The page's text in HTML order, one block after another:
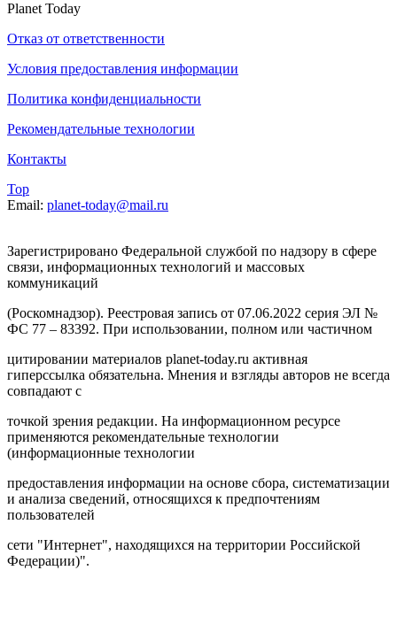
Planet Today
Отказ от ответственности
Условия предоставления информации
Политика конфиденциальности
Рекомендательные технологии
Контакты
Top
Email: planet-today@mail.ru
Зарегистрировано Федеральной службой по надзору в сфере
связи, информационных технологий и массовых
коммуникаций
(Роскомнадзор). Реестровая запись от 07.06.2022 серия ЭЛ №
ФС 77 – 83392. При использовании, полном или частичном
цитировании материалов planet-today.ru активная
гиперссылка обязательна. Мнения и взгляды авторов не всегда
совпадают с
точкой зрения редакции. На информационном ресурсе
применяются рекомендательные технологии
(информационные технологии
предоставления информации на основе сбора, систематизации
и анализа сведений, относящихся к предпочтениям
пользователей
сети "Интернет", находящихся на территории Российской
Федерации)".